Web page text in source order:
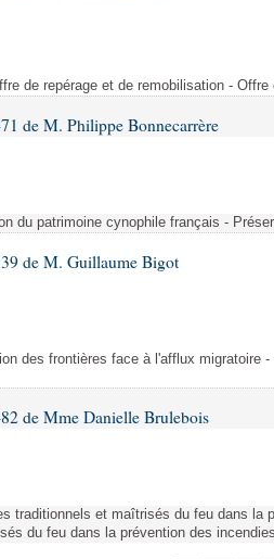
de repérage et de remobilisation -
de M. Philippe Bonnecarrère
du patrimoine cynophile français -
de M. Guillaume Bigot
des frontières face à l'afflux migratoire
de Mme Danielle Brulebois
traditionnels et maîtrisés du feu dans la
du feu dans la prévention des